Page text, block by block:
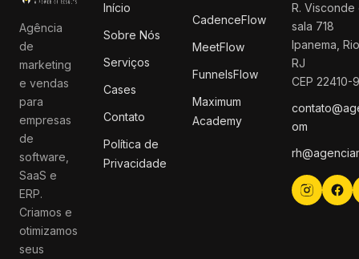
Agência
de
marketing
e vendas
para
empresas
de
software,
SaaS e
ERP.
Criamos e
otimizamos
seus
Início
Sobre Nós
Serviços
Cases
Contato
Política de
Privacidade
CadenceFlow
MeetFlow
FunnelsFlow
Maximum
Academy
R.
sala 718
Ipanema,
RJ
CEP 22410-
om